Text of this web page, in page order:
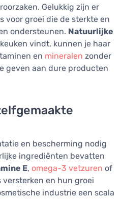
Gelukkig zijn er
voor groei die de sterkte en
ondersteunen. Natuurlijke
vindt, kunnen je haar
en mineralen zonder
geven aan dure producten
en bescherming nodig
ingrediënten bevatten
E, omega-3 vetzuren of
en hun groei
industrie een scala